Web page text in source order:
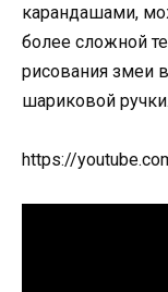
карандашами,
более сложной
рисования змеи
шариковой ручки.
https://